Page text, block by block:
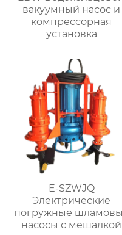
вакуумный насос и
компрессорная
установка
E-SZWJQ
Электрические
погружные
насосы с мешалкой